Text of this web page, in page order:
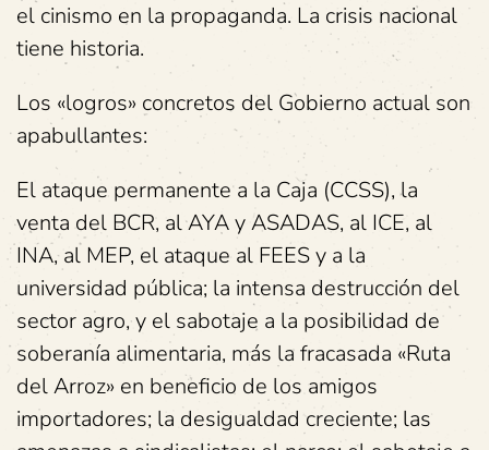
el cinismo en la propaganda. La crisis nacional
tiene historia.
Los «logros» concretos del Gobierno actual son
apabullantes:
El ataque permanente a la Caja (CCSS), la
venta del BCR, al AYA y ASADAS, al ICE, al
INA, al MEP, el ataque al FEES y a la
universidad pública; la intensa destrucción del
sector agro, y el sabotaje a la posibilidad de
soberanía alimentaria, más la fracasada «Ruta
del Arroz» en beneficio de los amigos
importadores; la desigualdad creciente; las